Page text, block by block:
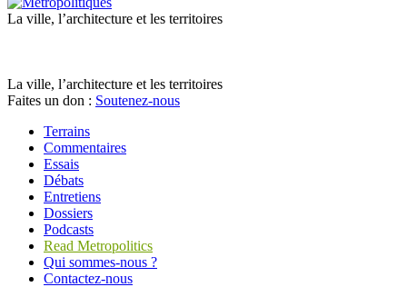
La ville, l’architecture et les territoires
La ville, l’architecture et les territoires
Faites un don : Soutenez-nous
Terrains
Commentaires
Essais
Débats
Entretiens
Dossiers
Podcasts
Read Metropolitics
Qui sommes-nous ?
Contactez-nous